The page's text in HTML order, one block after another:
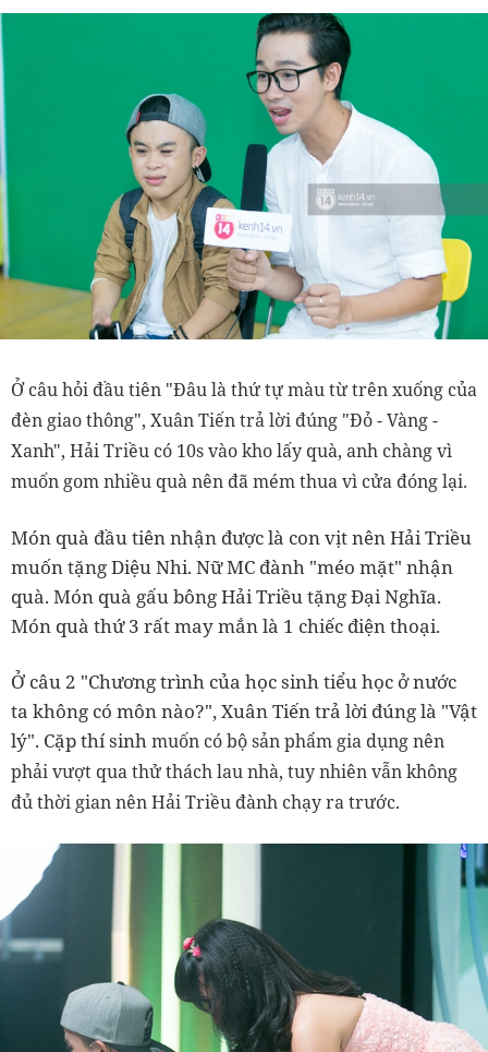
Ở câu hỏi đầu tiên "Đâu là thứ tự màu từ trên xuống của
đèn giao thông", Xuân Tiến trả lời đúng "Đỏ - Vàng -
Xanh", Hải Triều có 10s vào kho lấy quà, anh chàngvì
muốn gom nhiều quà nên đã mém thua vì cửa đóng lại.
Món quà đầu tiên nhận được là con vịt nên Hải Triều
muốn tặng Diệu Nhi. Nữ MC đành "méo mặt" nhận
quà. Món quà gấu bông Hải Triều tặng Đại Nghĩa.
Món quà thứ 3 rất may mắn là 1 chiếc điện thoại.
Ở câu 2 "Chương trình của học sinh tiểu học ở nước
ta không có môn nào?", Xuân Tiến trả lời đúng là "Vật
lý". Cặp thí sinhmuốn có bộ sản phẩm gia dụng nên
phải vượt qua thử thách lau nhà, tuy nhiên vẫn không
đủ thời gian nên Hải Triều đành chạy ra trước.